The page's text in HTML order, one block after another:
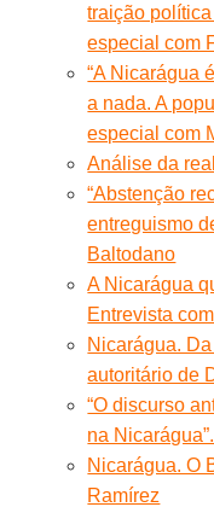
traição
especial com
“A Nicarágua
a nada. A
especial com
Análise da
“Abstenção
entreguismo
Baltodano
A Nicarágua
Entrevista
Nicarágua.
autoritário de
“O discurso
na
Nicarágua. O
Ramírez